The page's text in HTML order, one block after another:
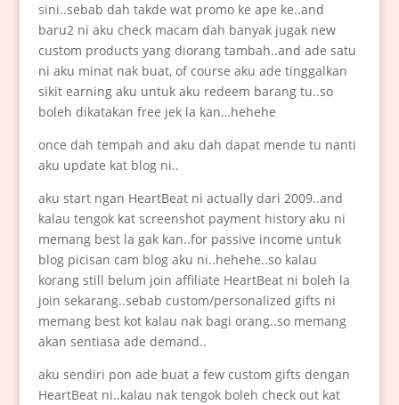
sini..sebab dah takde wat promo ke ape ke..and
baru2 ni aku check macam dah banyak jugak new
custom products yang diorang tambah..and ade satu
ni aku minat nak buat, of course aku ade tinggalkan
sikit earning aku untuk aku redeem barang tu..so
boleh dikatakan free jek la kan…hehehe
once dah tempah and aku dah dapat mende tu nanti
aku update kat blog ni..
aku start ngan HeartBeat ni actually dari 2009..and
kalau tengok kat screenshot payment history aku ni
memang best la gak kan..for passive income untuk
blog picisan cam blog aku ni..hehehe..so kalau
korang still belum join affiliate HeartBeat ni boleh la
join sekarang..sebab custom/personalized gifts ni
memang best kot kalau nak bagi orang..so memang
akan sentiasa ade demand..
aku sendiri pon ade buat a few custom gifts dengan
HeartBeat ni..kalau nak tengok boleh check out kat